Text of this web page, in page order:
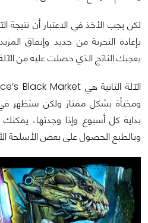
لكن يجب الأخذ في الاعتبار أن نتيجة
يعجبك الناتج الذي حصلت عليه من
ومخبأة بشكل ممتاز ولكن ستظهر
بداية كل أسبوع وإذا وجدتها،
وبالطبع الحصول على بعض الأسلحة